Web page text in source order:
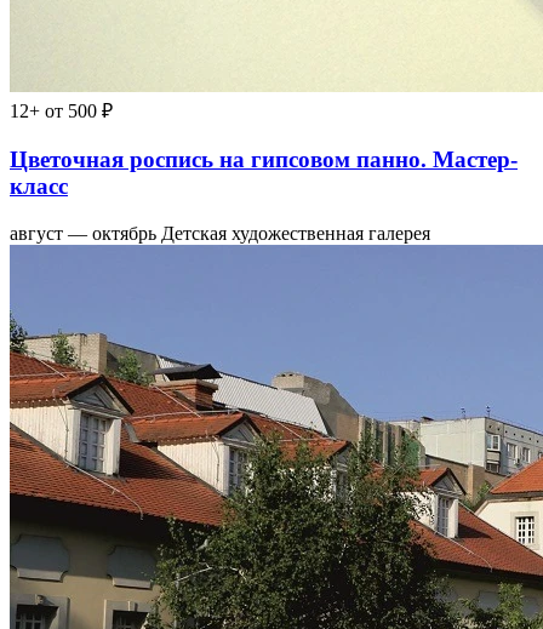
12+ от 500 ₽
Цветочная роспись на гипсовом панно. Мастер-
класс
август — октябрь Детская художественная галерея